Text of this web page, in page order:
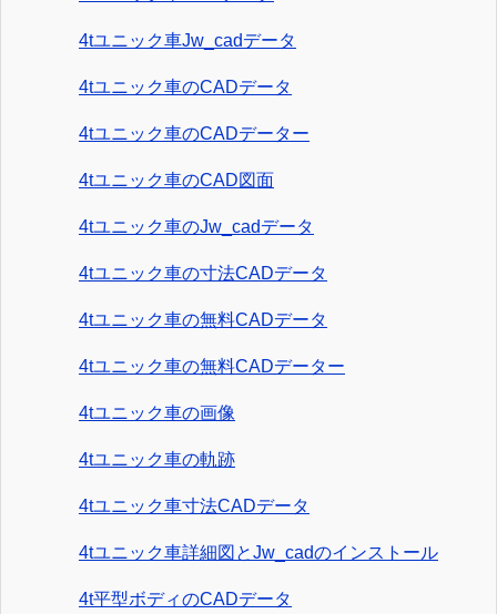
4tユニック車Jw_cadデータ
4tユニック車のCADデータ
4tユニック車のCADデーター
4tユニック車のCAD図面
4tユニック車のJw_cadデータ
4tユニック車の寸法CADデータ
4tユニック車の無料CADデータ
4tユニック車の無料CADデーター
4tユニック車の画像
4tユニック車の軌跡
4tユニック車寸法CADデータ
4tユニック車詳細図とJw_cadのインストール
4t平型ボディのCADデータ